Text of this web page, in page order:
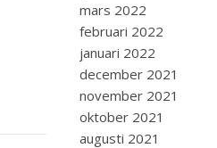
mars 2022
februari 2022
januari 2022
december 2021
november 2021
oktober 2021
augusti 2021